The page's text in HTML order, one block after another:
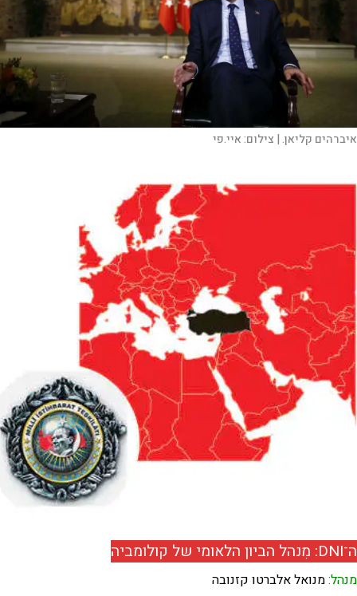
איברהים קליאן. | צילום:איי.פי
ה־DNI: מִנהל הביון הלאומי של קולומביה
מנהל:מנואל אלברטו קזנובה